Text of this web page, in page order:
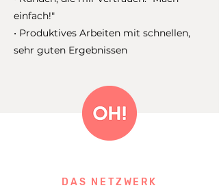
einfach!"
• Produktives Arbeiten mit schnellen,
sehr guten Ergebnissen
DAS NETZWERK